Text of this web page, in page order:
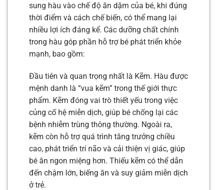
sung hàu vào chế độ ăn dặm của bé, khi đúng
thời điểm và cách chế biến, có thể mang lại
nhiều lợi ích đáng kể. Các dưỡng chất chính
trong hàu góp phần hỗ trợ bé phát triển khỏe
mạnh, bao gồm:
Đầu tiên và quan trọng nhất là Kẽm. Hàu được
mệnh danh là “vua kẽm” trong thế giới thực
phẩm. Kẽm đóng vai trò thiết yếu trong việc
củng cố hệ miễn dịch, giúp bé chống lại các
bệnh nhiễm trùng thông thường. Ngoài ra,
kẽm còn hỗ trợ quá trình tăng trưởng chiều
cao, phát triển trí não và cải thiện vị giác, giúp
bé ăn ngon miệng hơn. Thiếu kẽm có thể dẫn
đến chậm lớn, biếng ăn và suy giảm miễn dịch
ở trẻ.